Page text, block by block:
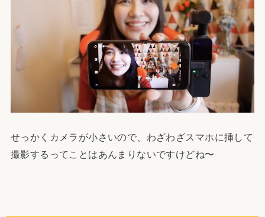
せっかくカメラが小さいので、わざわざスマホに挿して
撮影するってことはあんまりないですけどね〜